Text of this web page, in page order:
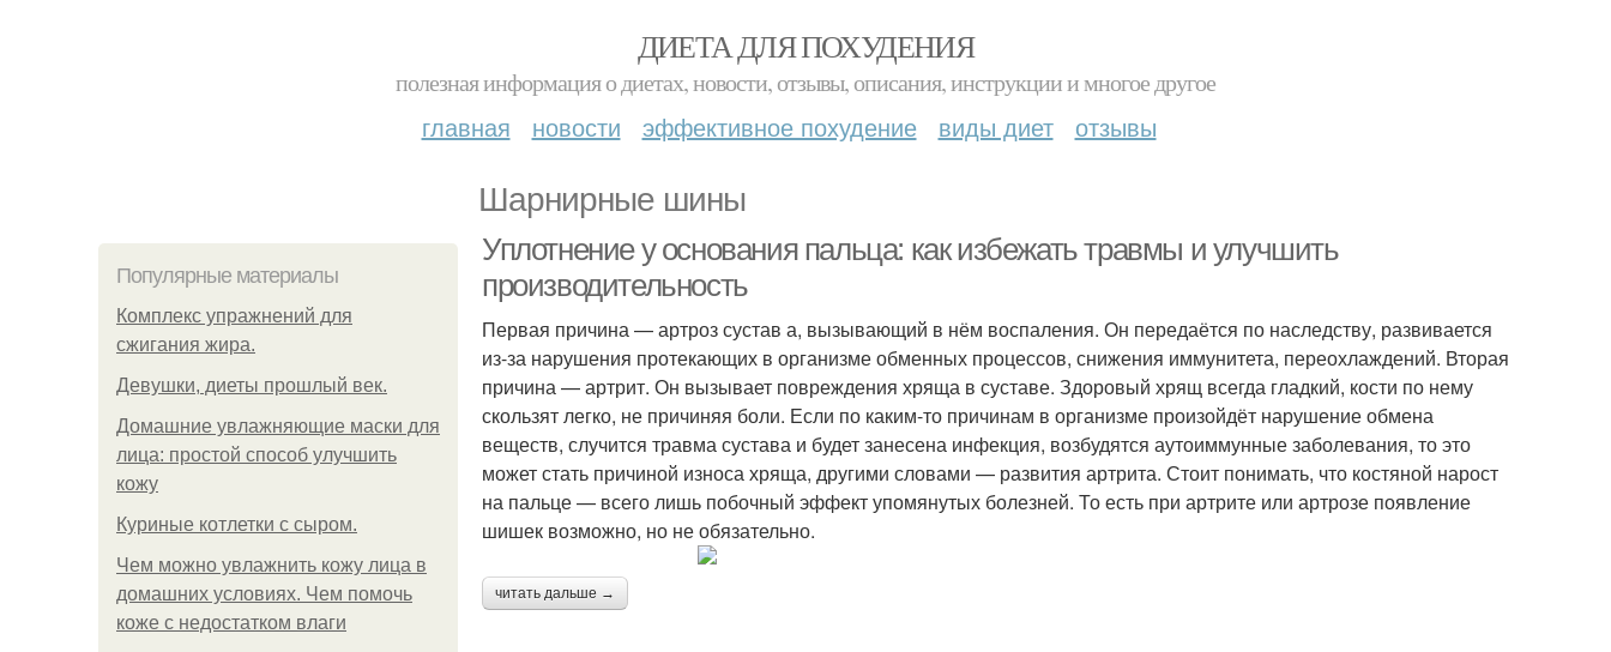
ДИЕТА ДЛЯ ПОХУДЕНИЯ
полезная информация о диетах, новости, отзывы, описания, инструкции и многое другое
главная новости эффективное похудение виды диет отзывы
Шарнирные шины
Популярные материалы
Комплекс упражнений для
сжигания жира.
Девушки, диеты прошлый век.
Домашние увлажняющие маски для
лица: простой способ улучшить
кожу
Куриные котлетки с сыром.
Чем можно увлажнить кожу лица в
домашних условиях. Чем помочь
коже с недостатком влаги
Уплотнение у основания пальца: как избежать травмы и улучшить
производительность
Первая причина — артроз сустав а, вызывающий в нём воспаления. Он передаётся по наследству, развивается
из-за нарушения протекающих в организме обменных процессов, снижения иммунитета, переохлаждений. Вторая
причина — артрит. Он вызывает повреждения хряща в суставе. Здоровый хрящ всегда гладкий, кости по нему
скользят легко, не причиняя боли. Если по каким-то причинам в организме произойдёт нарушение обмена
веществ, случится травма сустава и будет занесена инфекция, возбудятся аутоиммунные заболевания, то это
может стать причиной износа хряща, другими словами — развития артрита. Стоит понимать, что костяной нарост
на пальце — всего лишь побочный эффект упомянутых болезней. То есть при артрите или артрозе появление
шишек возможно, но не обязательно.
читать дальше →